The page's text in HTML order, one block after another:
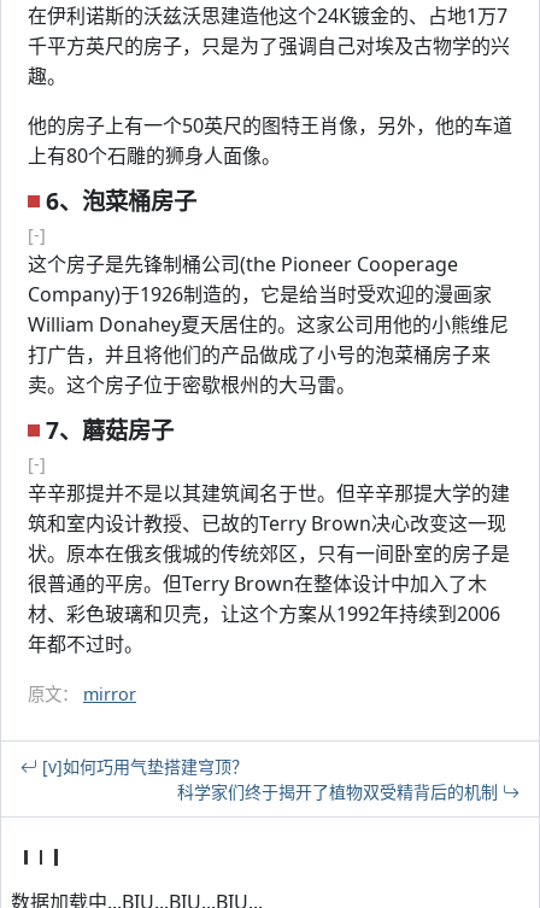
在伊利诺斯的沃兹沃思建造他这个24K镀金的、占地1万7
千平方英尺的房子，只是为了强调自己对埃及古物学的兴
趣。
他的房子上有一个50英尺的图特王肖像，另外，他的车道
上有80个石雕的狮身人面像。
6、泡菜桶房子
[-]
这个房子是先锋制桶公司(the Pioneer Cooperage
Company)于1926制造的，它是给当时受欢迎的漫画家
William Donahey夏天居住的。这家公司用他的小熊维尼
打广告，并且将他们的产品做成了小号的泡菜桶房子来
卖。这个房子位于密歇根州的大马雷。
7、蘑菇房子
[-]
辛辛那提并不是以其建筑闻名于世。但辛辛那提大学的建
筑和室内设计教授、已故的Terry Brown决心改变这一现
状。原本在俄亥俄城的传统郊区，只有一间卧室的房子是
很普通的平房。但Terry Brown在整体设计中加入了木
材、彩色玻璃和贝壳，让这个方案从1992年持续到2006
年都不过时。
原文： mirror
[v]如何巧用气垫搭建穹顶？
科学家们终于揭开了植物双受精背后的机制
数据加载中...BIU...BIU...BIU...